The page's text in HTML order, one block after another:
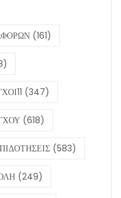
(161)
(347)
(618)
(583)
(249)